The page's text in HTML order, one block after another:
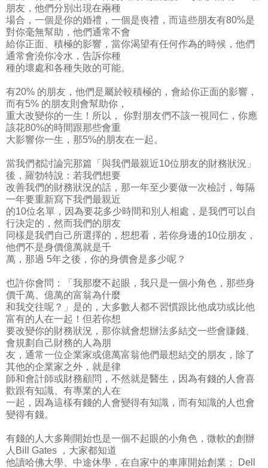
朋友，他們分別出現在兩種
場合，一個是你的婚禮，一個是喪禮，而這些朋友有80%是
對你毫無幫助，他們通常不會
給你正面、積極的影響，當你渴望有任何作為的時候，他們
通常會澆你冷水，告訴你種
種的壞處和各種失敗的可能。
有20% 的朋友，他們是屬於較積極的，會給你正面的影響，
而有5% 的朋友則會幫助你，
重大改變你的一生！所以， 你對朋友們不該一視同仁，你應
該花80%的時間跟那些會重
大影響你一生，那5%的朋友在一起。
當我們都討論完那篇「與我們最親近10位朋友的財務狀況」
後，羅勃特說：若我們想要
改善我們的財務狀況的話，那一年至少要做一次檢討，每隔
一年要重新寫下我們最親近
的10位名單，因為要花多少時間和別人相處，是我們可以自
行決定的，然而我們的朋友
同樣是我們自己所選擇的，想想看，若你身邊的10位朋友，
他們不是身價億萬就是千
萬，那過 5年之後，你的身價會是多少呢？
也許你會問：「我那麼不起眼，我只是一個小角色，那些身
價千萬、億萬的富翁為什麼
和我交往呢？」是的，大多數人都不習慣跟比他成功或比他
富有的人在一起！但若你想
要改變你的財務狀況，那你就會想辦法多結交一些會賺錢、
會規劃自己財務的人為朋
友，通常一位企業家或億萬富翁他們最想結交的朋友，除了
其他的企業家之外，就是律
師和會計師或財務顧問，不然就是醫生，因為有錢的人會喜
歡跟有知識、有專業的人在
一起，因為這樣有錢的人會變得有知識，而有知識的人也會
變得有錢。
有錢的人大多剛開始也是一個不起眼的小角色，微軟的創辦
人Bill Gates ，大家都知道
他讀哈佛大學、中途休學，在自家中的車庫開始創業； Dell